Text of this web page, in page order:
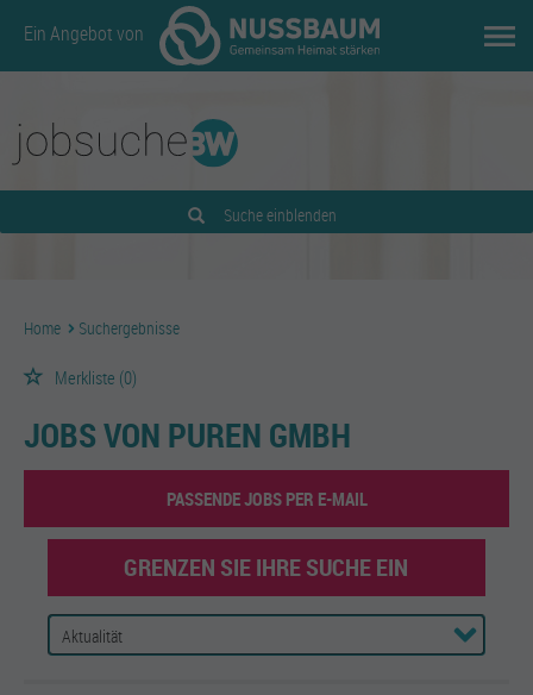
Ein Angebot von
Suche einblenden
Home Suchergebnisse
Merkliste (0)
JOBS VON PUREN GMBH
PASSENDE JOBS PER E-MAIL
GRENZEN SIE IHRE SUCHE EIN